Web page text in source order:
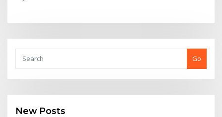
Go
New Posts